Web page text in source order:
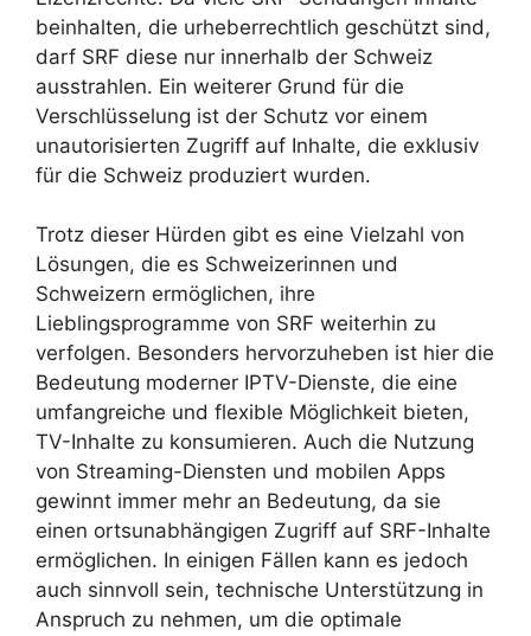
beinhalten, die urheberrechtlich geschützt sind,
darf SRF diese nur innerhalb der Schweiz
ausstrahlen. Ein weiterer Grund für die
Verschlüsselung ist der Schutz vor einem
unautorisierten Zugriff auf Inhalte, die exklusiv
für die Schweiz produziert wurden.
Trotz dieser Hürden gibt es eine Vielzahl von
Lösungen, die es Schweizerinnen und
Schweizern ermöglichen, ihre
Lieblingsprogramme von SRF weiterhin zu
verfolgen. Besonders hervorzuheben ist hier die
Bedeutung moderner IPTV-Dienste, die eine
umfangreiche und flexible Möglichkeit bieten,
TV-Inhalte zu konsumieren. Auch die Nutzung
von Streaming-Diensten und mobilen Apps
gewinnt immer mehr an Bedeutung, da sie
einen ortsunabhängigen Zugriff auf SRF-Inhalte
ermöglichen. In einigen Fällen kann es jedoch
auch sinnvoll sein, technische Unterstützung in
Anspruch zu nehmen, um die optimale